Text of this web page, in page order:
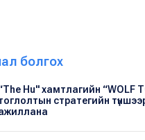
болгох
Hu" хамтлагийн “WOLF
стратегийн